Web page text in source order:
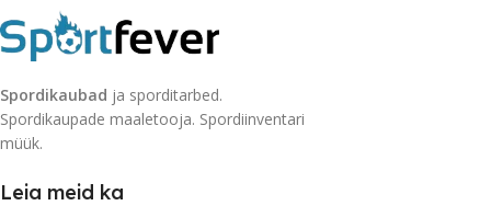
Spordikaubad ja sporditarbed.
Spordikaupade maaletooja. Spordiinventari
müük.
Leia meid ka